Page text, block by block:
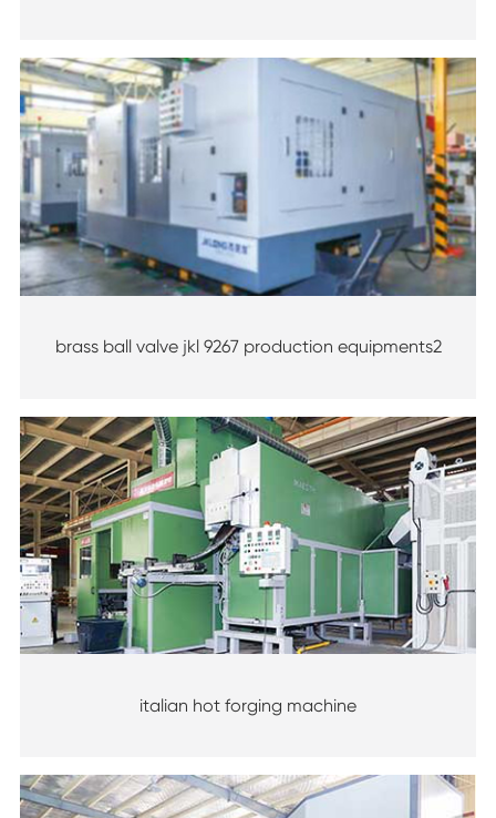
brass ball valve jkl 9267 production equipments2
italian hot forging machine